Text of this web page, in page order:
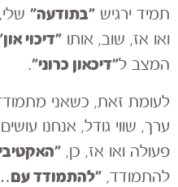
תמיד ירגיש ״בתודעה״
ואו אז, שוב, אותו ״דיכוי
המצב ל״דיכאון כרוני״.
לעומת זאת, כשאני
ערך, שווי גודל, אנחנו
פעולה ואו אז, כן,
להתמודד, ״להתמודדעם